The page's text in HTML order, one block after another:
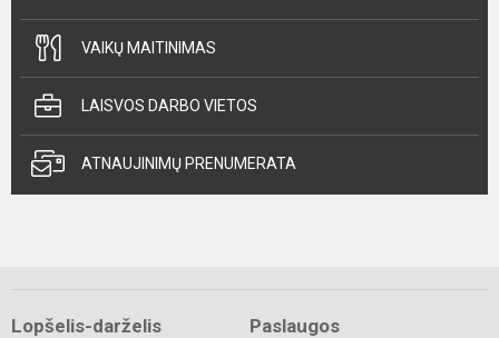
VAIKŲ MAITINIMAS
LAISVOS DARBO VIETOS
ATNAUJINIMŲ PRENUMERATA
Lopšelis-darželis Paslaugos